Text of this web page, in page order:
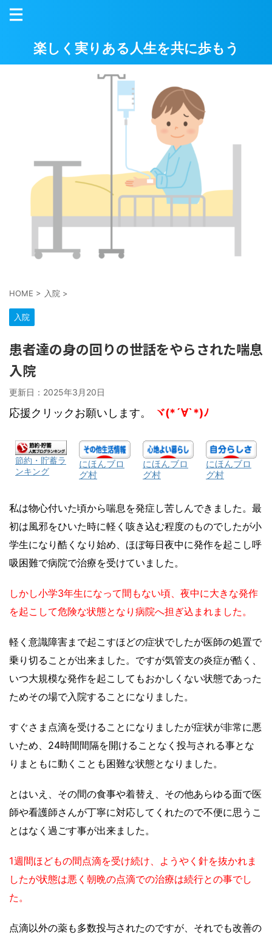
楽しく実りある人生を共に歩もう
HOME > 入院 >
入院
患者達の身の回りの世話をやらされた喘息
入院
更新日： 2025年3月20日
応援クリックお願いします。 ヾ(*´∀`*)ﾉ
節約・貯蓄ラ
ンキング
にほんブロ
グ村
にほんブロ
グ村
にほんブロ
グ村
私は物心付いた頃から喘息を発症し苦しんできました。最
初は風邪をひいた時に軽く咳き込む程度のものでしたが小
学生になり酷くなり始め、ほぼ毎日夜中に発作を起こし呼
吸困難で病院で治療を受けていました。
しかし小学3年生になって間もない頃、夜中に大きな発作
を起こして危険な状態となり病院へ担ぎ込まれました。
軽く意識障害まで起こすほどの症状でしたが医師の処置で
乗り切ることが出来ました。ですが気管支の炎症が酷く、
いつ大規模な発作を起こしてもおかしくない状態であった
ためその場で入院することになりました。
すぐさま 点滴を受けることになりましたが症状が非常に悪
いため、24時間間隔を開けることなく投与される事とな
りまともに動くことも困難な状態となりました。
とはいえ、その間の食事や着替え、その他あらゆる面で医
師や看護師さんが丁寧に対応してくれたので不便に思うこ
とはなく過ごす事が出来ました。
1週間ほどもの間点滴を受け続け、ようやく針を抜かれま
したが状態は悪く朝晩の点滴での治療は続行との事でし
た。
点滴以外の薬も多数投与されたのですが、それでも改善の